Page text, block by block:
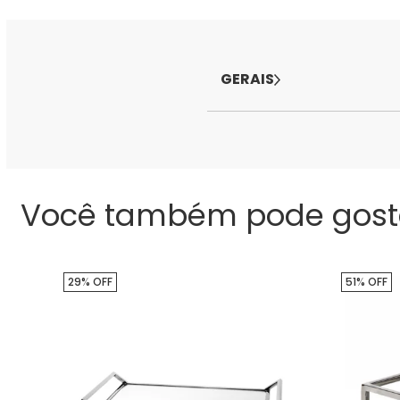
GERAIS
Você também pode
29% OFF 51% OFF